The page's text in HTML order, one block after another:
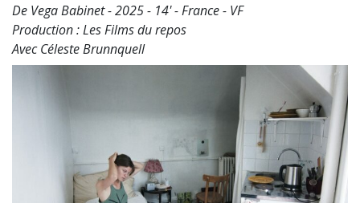
De Vega Babinet - 2025 - 14' - France - VF
Production : Les Films du repos
Avec Céleste Brunnquell